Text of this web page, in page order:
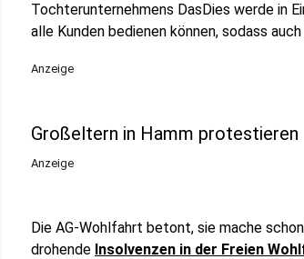
Tochterunternehmens DasDies werde in
alle Kunden bedienen können, sodass
Anzeige
Großeltern in Hamm protestieren
Anzeige
Die AG-Wohlfahrt betont, sie mache
drohende Insolvenzen in der Freien